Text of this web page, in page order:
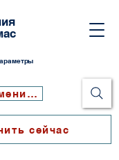
Применить сейчас
сейчас